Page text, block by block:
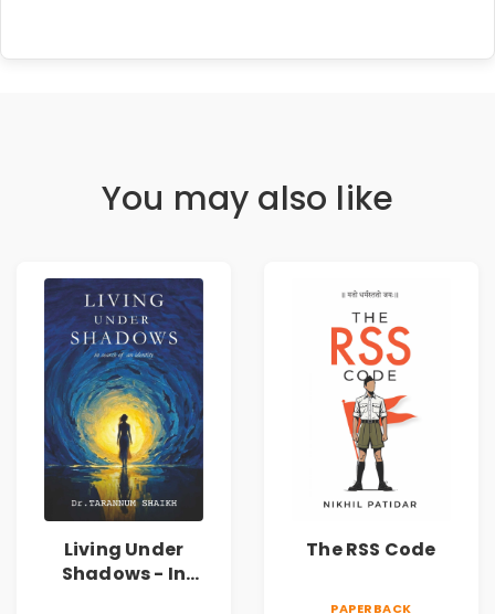
You may also like
Living Under
Shadows - In
The RSS Code
PAPERBACK